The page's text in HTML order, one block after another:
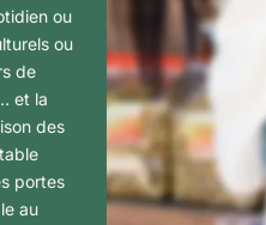
ou
ou
de
et la
des
portes
au